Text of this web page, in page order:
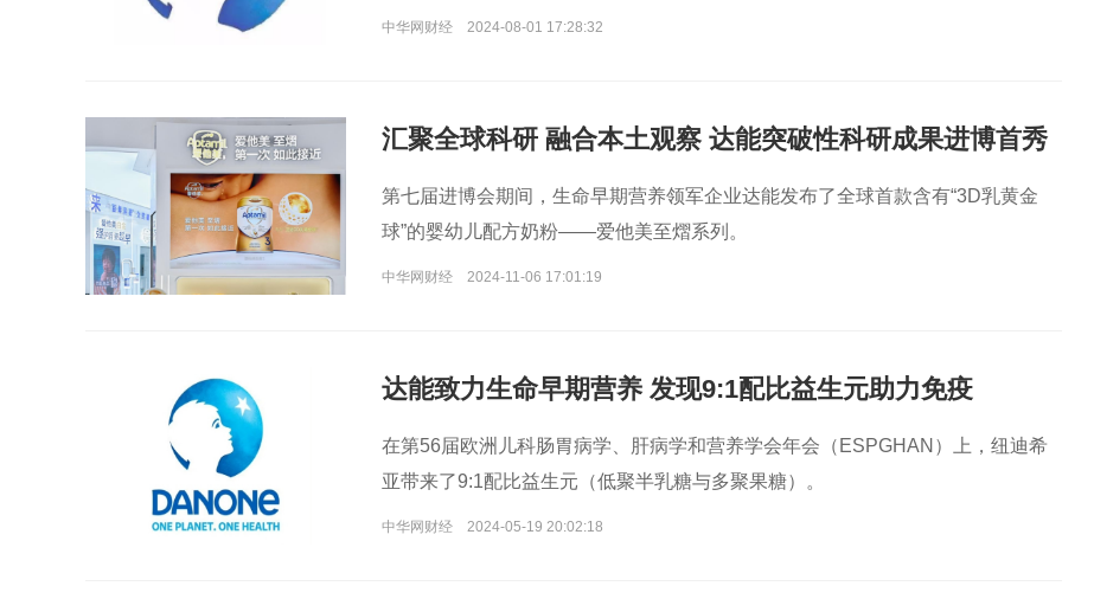
中华网财经 2024-08-01 17:28:32
汇聚全球科研 融合本土观察 达能突破性科研成果进博首秀
第七届进博会期间，生命早期营养领军企业达能发布了全球首款含有“3D乳黄金
球”的婴幼儿配方奶粉——爱他美至熠系列。
中华网财经 2024-11-06 17:01:19
达能致力生命早期营养 发现9:1配比益生元助力免疫
在第56届欧洲儿科肠胃病学、肝病学和营养学会年会（ESPGHAN）上，纽迪希
亚带来了9:1配比益生元（低聚半乳糖与多聚果糖）。
中华网财经 2024-05-19 20:02:18